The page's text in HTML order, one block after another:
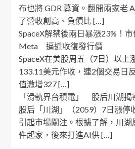
布也將 GDR 募資。翻開兩家老
了營收創高、負債比 […]
SpaceX解禁後兩日暴漲23%！
Meta 逼近收復發行價
SpaceX在美股周五（7日）以上
133.11美元作收，連2個交易日
值激增327 […]
「滑軌界台積電」 股后川湖揭
股后「川湖」（2059）7日漲停
引起市場關注。根據了解，川湖
件起家，後來打進AI供 […]